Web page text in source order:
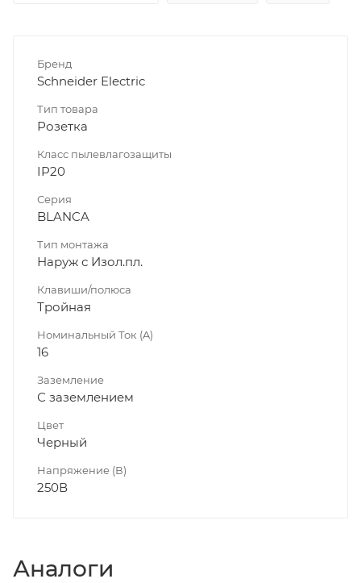
Бренд
Schneider Electric
Тип товара
Розетка
Класс пылевлагозащиты
IP20
Серия
BLANCA
Тип монтажа
Наруж с Изол.пл.
Клавиши/полюса
Тройная
Номинальный Ток (A)
16
Заземление
С заземлением
Цвет
Черный
Напряжение (В)
250В
Аналоги